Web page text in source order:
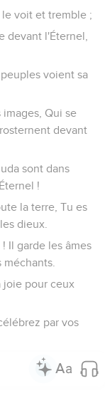
voit et tremble ;
devant l'Éternel,
voient sa
Qui se
devant
sont dans
!
la terre, Tu es
dieux.
Il garde les âmes
joie pour ceux
par vos